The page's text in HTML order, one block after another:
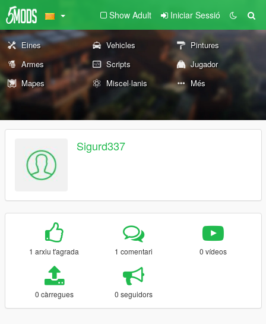
Show Adult Iniciar Sessió
Eines Vehicles
Pintures
Armes
Scripts
Jugador
Mapes
Miscel·lanis Més
Sigurd337
1 arxiu t'agrada 1 comentari 0 vídeos
0 càrregues 0 seguidors